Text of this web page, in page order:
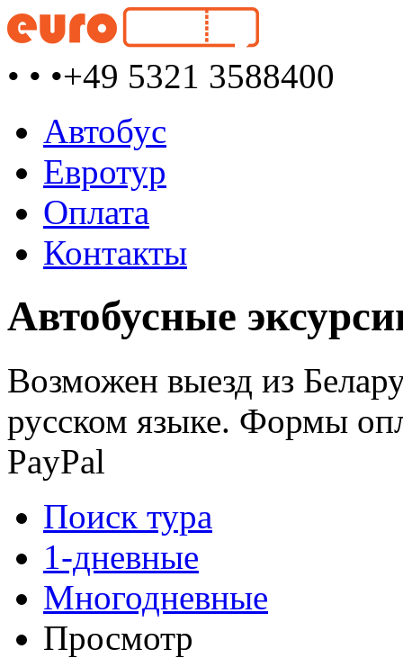
• • •+49 5321 3588400
Автобус
Евротур
Оплата
Контакты
Автобусные
Возможен выезд из
русском языке. Формы
PayPal
Поиск тура
1-дневные
Многодневные
Просмотр